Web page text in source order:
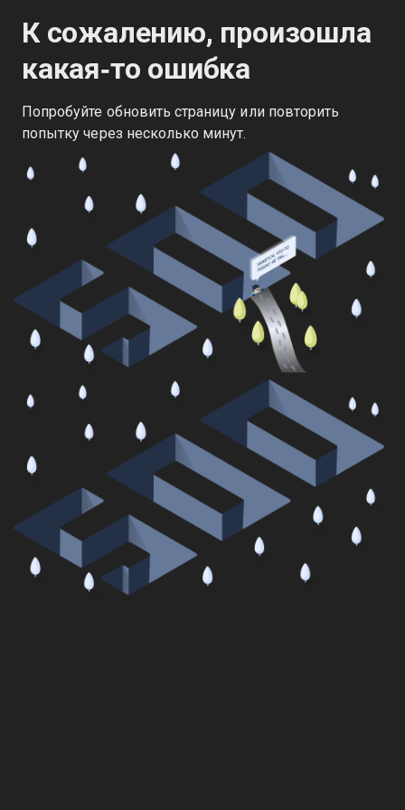
К сожалению, произошла
какая‑то ошибка
Попробуйте обновить страницу или повторить
попытку через несколько минут.